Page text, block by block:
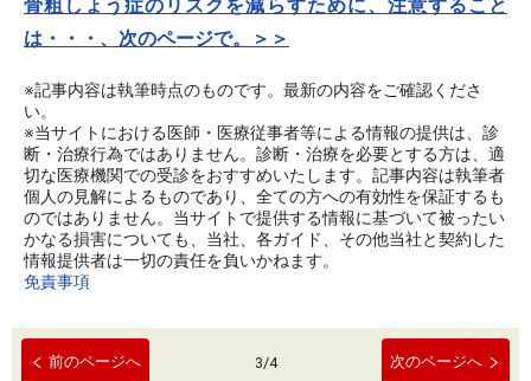
骨粗しょう症のリスクを減らすために、注意すること
は・・・、次のページで。＞＞
※記事内容は執筆時点のものです。最新の内容をご確認くださ
い。
※当サイトにおける医師・医療従事者等による情報の提供は、診
断・治療行為ではありません。診断・治療を必要とする方は、適
切な医療機関での受診をおすすめいたします。記事内容は執筆者
個人の見解によるものであり、全ての方への有効性を保証するも
のではありません。当サイトで提供する情報に基づいて被ったい
かなる損害についても、当社、各ガイド、その他当社と契約した
情報提供者は一切の責任を負いかねます。
免責事項
前のページへ 3/4 次のページへ